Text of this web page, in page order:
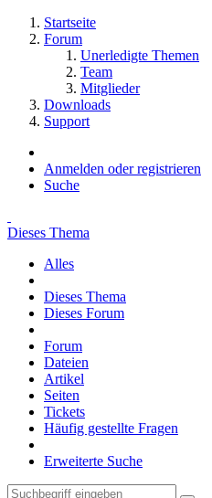
Startseite
Forum
Unerledigte Themen
Team
Mitglieder
Downloads
Support
Anmelden oder registrieren
Suche
Dieses Thema
Alles
Dieses Thema
Dieses Forum
Forum
Dateien
Artikel
Seiten
Tickets
Häufig gestellte Fragen
Erweiterte Suche